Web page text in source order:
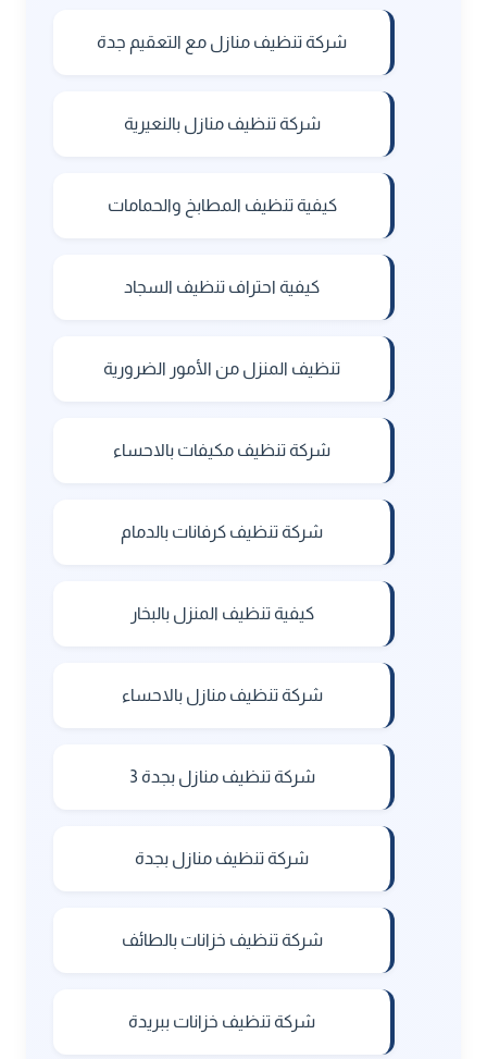
شركة تنظيف منازل مع التعقيم جدة
شركة تنظيف منازل بالنعيرية
كيفية تنظيف المطابخ والحمامات
كيفية احتراف تنظيف السجاد
تنظيف المنزل من الأمور الضرورية
شركة تنظيف مكيفات بالاحساء
شركة تنظيف كرفانات بالدمام
كيفية تنظيف المنزل بالبخار
شركة تنظيف منازل بالاحساء
شركة تنظيف منازل بجدة 3
شركة تنظيف منازل بجدة
شركة تنظيف خزانات بالطائف
شركة تنظيف خزانات ببريدة